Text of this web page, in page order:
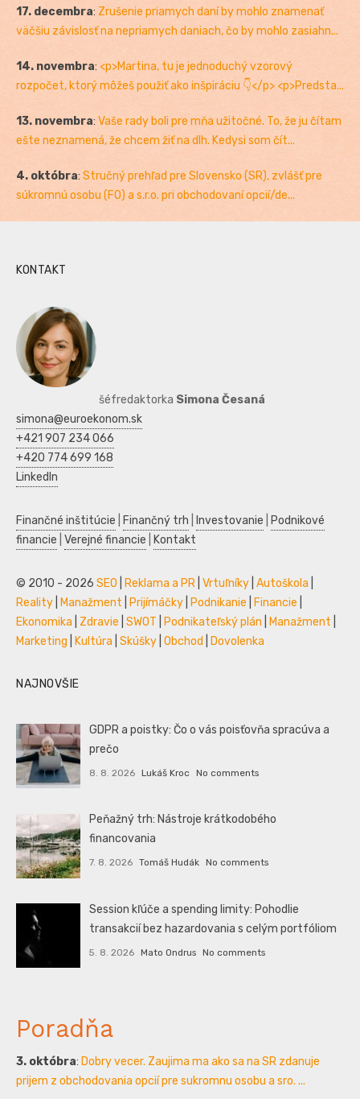
17. decembra: Zrušenie priamych daní by mohlo znamenať
väčšiu závislosť na nepriamych daniach, čo by mohlo zasiahn...
14. novembra: <p>Martina, tu je jednoduchý vzorový
rozpočet, ktorý môžeš použiť ako inšpiráciu 👇</p> <p>Predsta...
13. novembra: Vaše rady boli pre mňa užitočné. To, že ju čítam
ešte neznamená, že chcem žiť na dlh. Kedysi som čít...
4. októbra: Stručný prehľad pre Slovensko (SR), zvlášť pre
súkromnú osobu (FO) a s.r.o. pri obchodovaní opcií/de...
KONTAKT
šéfredaktorka Simona Česaná
simona@euroekonom.sk
+421 907 234 066
+420 774 699 168
LinkedIn
Finančné inštitúcie Finančný trh Investovanie
Podnikové
financie Verejné financie Kontakt
© 2010 - 2026 SEO Reklama a PR Vrtuľníky Autoškola
Reality
Manažment Prijímáčky Podnikanie Financie
Ekonomika
Zdravie SWOT Podnikateľský plán Manažment
Marketing
Kultúra Skúšky Obchod Dovolenka
NAJNOVŠIE
GDPR a poistky: Čo o vás poisťovňa spracúva a
prečo
8. 8. 2026 Lukáš Kroc No comments
Peňažný trh: Nástroje krátkodobého
financovania
7. 8. 2026 Tomáš Hudák No comments
Session kľúče a spending limity: Pohodlie
transakcií bez hazardovania s celým portfóliom
5. 8. 2026 Mato Ondrus No comments
Poradňa
3. októbra: Dobry vecer. Zaujima ma ako sa na SR zdanuje
prijem z obchodovania opcií pre sukromnu osobu a sro. ...